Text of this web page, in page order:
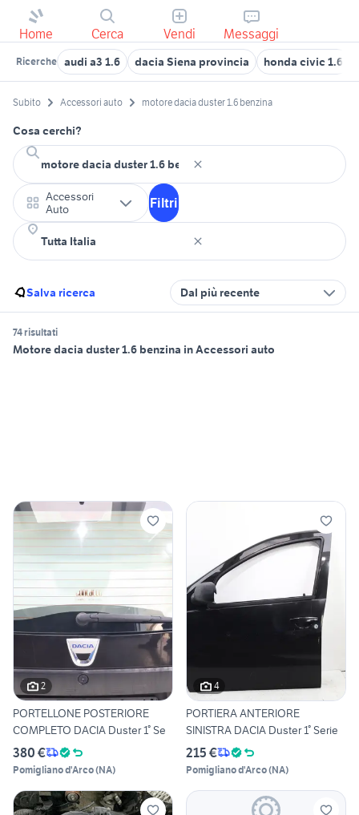
Home Cerca Vendi Messaggi
Ricerche audi a3 1.6 dacia Siena provincia honda civic 1.6
Subito Accessori auto motore dacia duster 1.6 benzina
Cosa cerchi?
Accessori
Auto
Filtri
Salva ricerca Dal più recente
74 risultati
Motore dacia duster 1.6 benzina in Accessori auto
2
PORTELLONE POSTERIORE
COMPLETO DACIA Duster 1° Se
380 €
Pomigliano d'Arco(NA)
4
PORTIERA ANTERIORE
SINISTRA DACIA Duster 1° Serie
215 €
Pomigliano d'Arco(NA)